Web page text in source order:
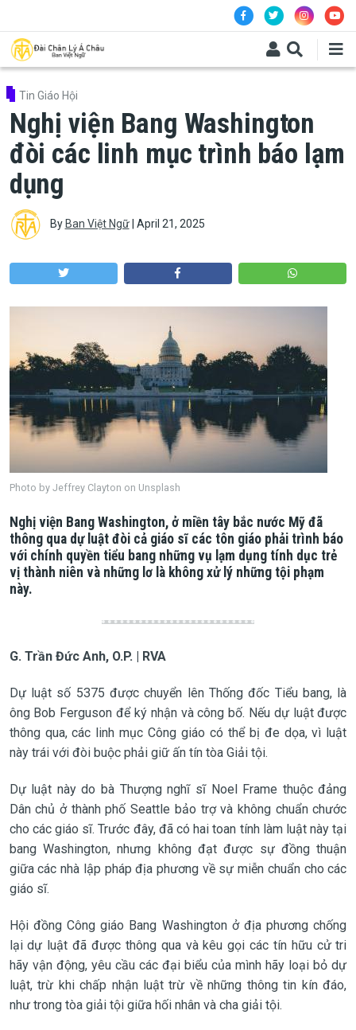
Tin Giáo Hội
Nghị viện Bang Washington
đòi các linh mục trình báo lạm
dụng
By Ban Việt Ngữ| April 21, 2025
Photo by Jeffrey Clayton on Unsplash
Nghị viện Bang Washington, ở miền tây bắc nước Mỹ đã
thông qua dự luật đòi cả giáo sĩ các tôn giáo phải trình báo
với chính quyền tiểu bang những vụ lạm dụng tính dục trẻ
vị thành niên và những lơ là không xử lý những tội phạm
này.
G. Trần Đức Anh, O.P. | RVA
Dự luật số 5375 được chuyển lên Thống đốc Tiểu bang, là
ông Bob Ferguson để ký nhận và công bố. Nếu dự luật được
thông qua, các linh mục Công giáo có thể bị đe dọa, vì luật
này trái với đòi buộc phải giữ ấn tín tòa Giải tội.
Dự luật này do bà Thượng nghĩ sĩ Noel Frame thuộc đảng
Dân chủ ở thành phố Seattle bảo trợ và không chuẩn chước
cho các giáo sĩ. Trước đây, đã có hai toan tính làm luật này tại
bang Washington, nhưng không đạt được sự đồng thuận
giữa các nhà lập pháp địa phương về sự miễn chuẩn cho các
giáo sĩ.
Hội đồng Công giáo Bang Washington ở địa phương chống
lại dự luật đã được thông qua và kêu gọi các tín hữu cử tri
hãy vận động, yêu cầu các đại biểu của mình hãy loại bỏ dự
luật, trừ khi chấp nhận luật trừ về những thông tin kín đáo,
như trong tòa giải tội giữa hối nhân và cha giải tội.